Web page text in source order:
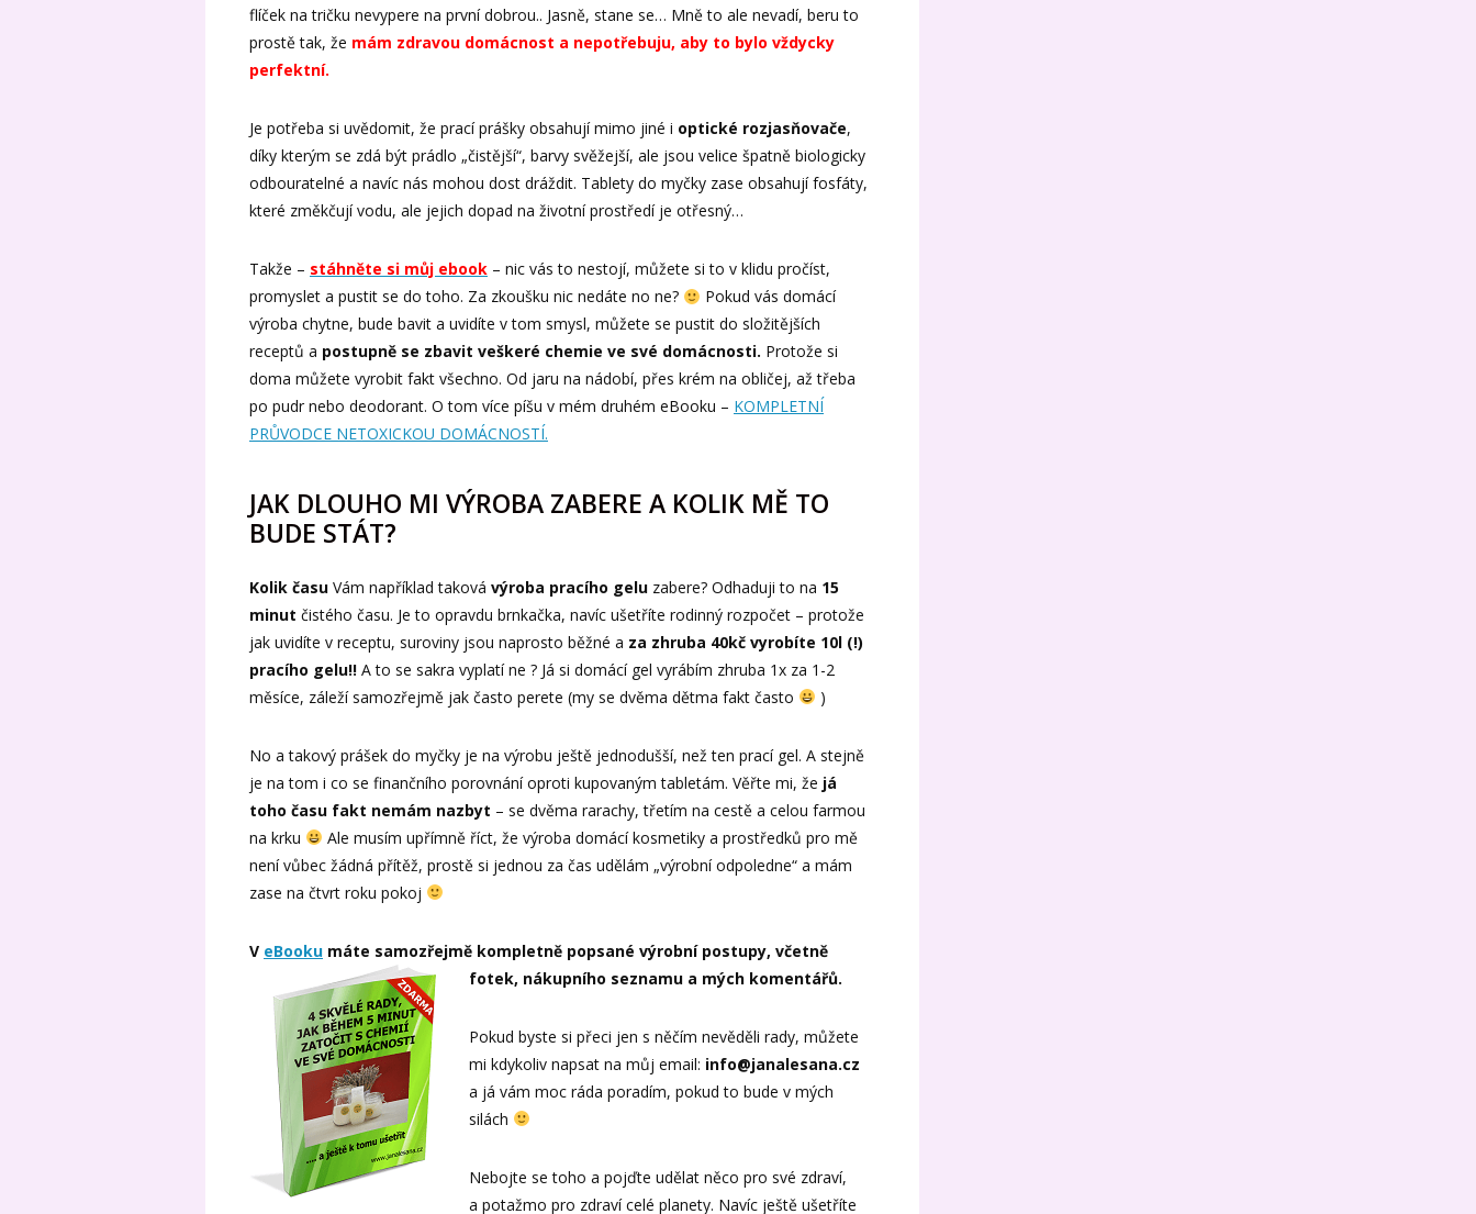
flíček na tričku nevypere na první dobrou.. Jasně, stane se… Mně to ale nevadí, beru to
prostě tak, že mám zdravou domácnost a nepotřebuju, aby to bylo vždycky
perfektní.
Je potřeba si uvědomit, že prací prášky obsahují mimo jiné i optické rozjasňovače,
díky kterým se zdá být prádlo „čistější“, barvy svěžejší, ale jsou velice špatně biologicky
odbouratelné a navíc nás mohou dost dráždit. Tablety do myčky zase obsahují fosfáty,
které změkčují vodu, ale jejich dopad na životní prostředí je otřesný…
Takže – stáhněte si můj ebook – nic vás to nestojí, můžete si to v klidu pročíst,
promyslet a pustit se do toho. Za zkoušku nic nedáte no ne?
Pokud vás domácí
výroba chytne, bude bavit a uvidíte v tom smysl, můžete se pustit do složitějších
receptů a postupně se zbavit veškeré chemie ve své domácnosti. Protože si
doma můžete vyrobit fakt všechno. Od jaru na nádobí, přes krém na obličej, až třeba
po pudr nebo deodorant. O tom více píšu v mém druhém eBooku – KOMPLETNÍ
PRŮVODCE NETOXICKOU DOMÁCNOSTÍ.
JAK DLOUHO MI VÝROBA ZABERE A KOLIK MĚ TO
BUDE STÁT?
Kolik času Vám například taková výroba pracího gelu zabere? Odhaduji to na 15
minut čistého času. Je to opravdu brnkačka, navíc ušetříte rodinný rozpočet – protože
jak uvidíte v receptu, suroviny jsou naprosto běžné a za zhruba 40kč vyrobíte 10l (!)
pracího gelu!! A to se sakra vyplatí ne ? Já si domácí gel vyrábím zhruba 1x za 1-2
měsíce, záleží samozřejmě jak často perete (my se dvěma dětma fakt často
)
No a takový prášek do myčky je na výrobu ještě jednodušší, než ten prací gel. A stejně
je na tom i co se finančního porovnání oproti kupovaným tabletám. Věřte mi, že já
toho času fakt nemám nazbyt – se dvěma rarachy, třetím na cestě a celou farmou
na krku
Ale musím upřímně říct, že výroba domácí kosmetiky a prostředků pro mě
není vůbec žádná přítěž, prostě si jednou za čas udělám „výrobní odpoledne“ a mám
zase na čtvrt roku pokoj
V eBooku máte samozřejmě kompletně popsané výrobní postupy, včetně
fotek, nákupního seznamu a mých komentářů.
Pokud byste si přeci jen s něčím nevěděli rady, můžete
mi kdykoliv napsat na můj email: info@janalesana.cz
a já vám moc ráda poradím, pokud to bude v mých
silách
Nebojte se toho a pojďte udělat něco pro své zdraví,
a potažmo pro zdraví celé planety. Navíc ještě ušetříte